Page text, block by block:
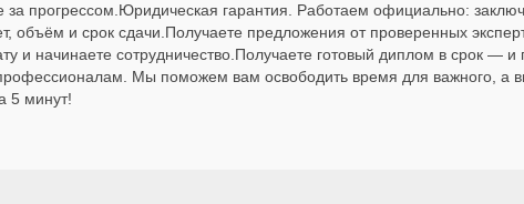
за прогрессом.Юридическая гарантия. Работаем официально:
объём и срок сдачи.Получаете предложения от проверенных
и начинаете сотрудничество.Получаете готовый диплом в срок —
Мы поможем вам освободить время для важного, а
5 минут!